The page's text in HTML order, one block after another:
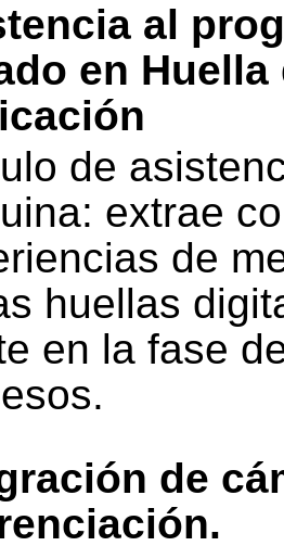
al
en
de
extrae
de
huellas
en la fase
de